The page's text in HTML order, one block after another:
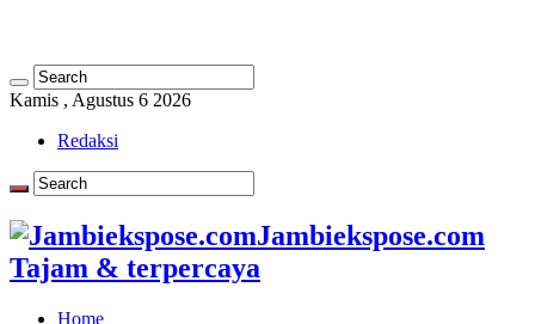
Kamis , Agustus 6 2026
Redaksi
Jambiekspose.com
Tajam & terpercaya
Home